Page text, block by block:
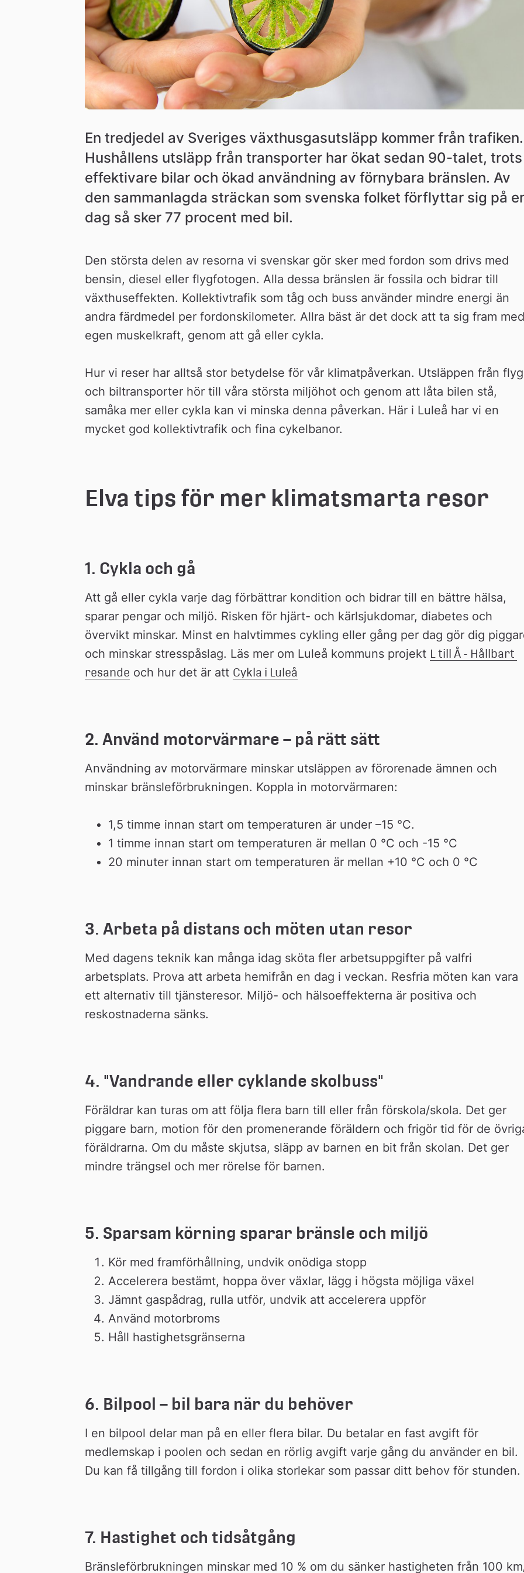
En tredjedel av Sveriges växthusgasutsläpp kommer från trafiken.
Hushållens utsläpp från transporter har ökat sedan 90-talet, trots
effektivare bilar och ökad användning av förnybara bränslen. Av
den sammanlagda sträckan som svenska folket förflyttar sig på
dag så sker 77 procent med bil.
Den största delen av resorna vi svenskar gör sker med fordon som drivs med
bensin, diesel eller flygfotogen. Alla dessa bränslen är fossila och bidrar till
växthuseffekten. Kollektivtrafik som tåg och buss använder mindre energi än
andra färdmedel per fordonskilometer. Allra bäst är det dock att ta sig fram med
egen muskelkraft, genom att gå eller cykla.
Hur vi reser har alltså stor betydelse för vår klimatpåverkan. Utsläppen från
och biltransporter hör till våra största miljöhot och genom att låta bilen stå,
samåka mer eller cykla kan vi minska denna påverkan. Här i Luleå har vi en
mycket god kollektivtrafik och fina cykelbanor.
Elva tips för mer klimatsmarta resor
1. Cykla och gå
Att gå eller cykla varje dag förbättrar kondition och bidrar till en bättre hälsa,
sparar pengar och miljö. Risken för hjärt- och kärlsjukdomar, diabetes och
övervikt minskar. Minst en halvtimmes cykling eller gång per dag gör dig
och minskar stresspåslag. Läs mer om Luleå kommuns projekt L till Å - Hållbart
resande och hur det är att Cykla i Luleå
2. Använd motorvärmare – på rätt sätt
Användning av motorvärmare minskar utsläppen av förorenade ämnen och
minskar bränsleförbrukningen. Koppla in motorvärmaren:
1,5 timme innan start om temperaturen är under –15 °C.
1 timme innan start om temperaturen är mellan 0 °C och -15 °C
20 minuter innan start om temperaturen är mellan +10 °C och 0 °C
3. Arbeta på distans och möten utan resor
Med dagens teknik kan många idag sköta fler arbetsuppgifter på valfri
arbetsplats. Prova att arbeta hemifrån en dag i veckan. Resfria möten kan vara
ett alternativ till tjänsteresor. Miljö- och hälsoeffekterna är positiva och
reskostnaderna sänks.
4. "Vandrande eller cyklande skolbuss"
Föräldrar kan turas om att följa flera barn till eller från förskola/skola. Det ger
piggare barn, motion för den promenerande föräldern och frigör tid för de
föräldrarna. Om du måste skjutsa, släpp av barnen en bit från skolan. Det ger
mindre trängsel och mer rörelse för barnen.
5. Sparsam körning sparar bränsle och miljö
Kör med framförhållning, undvik onödiga stopp
Accelerera bestämt, hoppa över växlar, lägg i högsta möjliga växel
Jämnt gaspådrag, rulla utför, undvik att accelerera uppför
Använd motorbroms
Håll hastighetsgränserna
6. Bilpool – bil bara när du behöver
I en bilpool delar man på en eller flera bilar. Du betalar en fast avgift för
medlemskap i poolen och sedan en rörlig avgift varje gång du använder en bil.
Du kan få tillgång till fordon i olika storlekar som passar ditt behov för stunden.
7. Hastighet och tidsåtgång
Bränsleförbrukningen minskar med 10 % om du sänker hastigheten från 100